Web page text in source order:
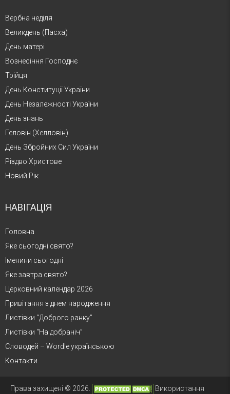
Вербна неділя
Великдень (Пасха)
День матері
Вознесіння Господнє
Трійця
День Конституції України
День Незалежності України
День знань
Геловін (Хелловін)
День Збройних Сил України
Різдво Христове
Новий Рік
НАВІГАЦІЯ
Головна
Яке сьогодні свято?
Іменини сьогодні
Яке завтра свято?
Церковний календар 2026
Привітання з днем народження
Листівки “Доброго ранку”
Листівки “На добраніч”
Словодей – Wordle українською
Контакти
Права захищені © 2026. Використання